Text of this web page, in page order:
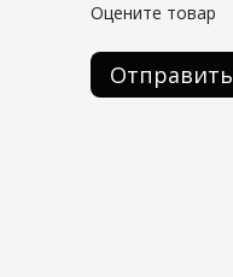
Оцените товар
Отправить